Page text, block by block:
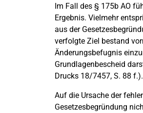
Im Fall des § 175b AO
Ergebnis. Vielmehr
aus der
verfolgte Ziel bestand
Änderungsbefugnis
Grundlagenbescheid
Drucks 18/7457, S. 88 f.).
Auf die Ursache der
Gesetzesbegründung